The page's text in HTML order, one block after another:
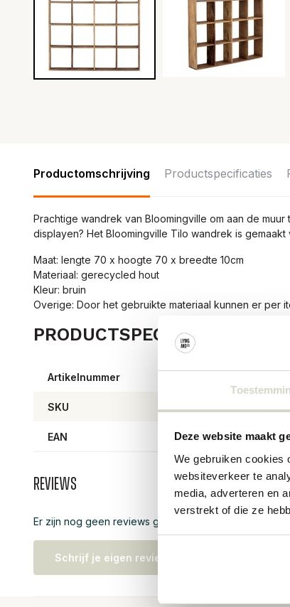
Deze website maakt
We gebruiken cookies
websiteverkeer te
media, adverteren en
verstrekt of die ze
Productomschrijving Productspecificaties
Prachtige wandrek van Bloomingville om aan de
displayen? Het Bloomingville Tilo wandrek is
Maat: lengte 70 x hoogte 70 x breedte 10cm
Materiaal: gerecycled hout
Kleur: bruin
Overige: Door het gebruikte materiaal kunnen er per
PRODUCTSPECIFICATIES
Artikelnummer
SKU
EAN
Reviews
Er zijn nog geen reviews geschreven over dit product..
Schrijf je eigen review